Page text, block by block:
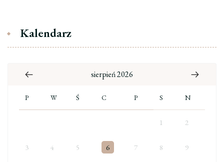
Kalendarz
sierpień 2026
P W Ś C P S N
1 2
3 4 5 6 7 8 9